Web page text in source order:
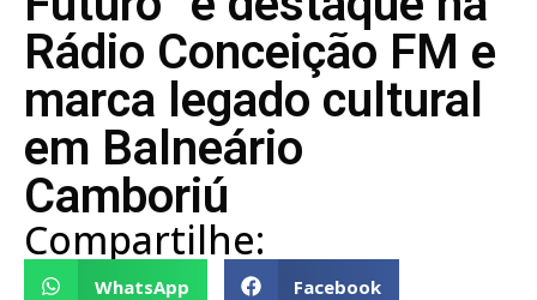
Rádio Conceição FM e
marca legado cultural
em Balneário
Camboriú
Compartilhe:
WhatsApp Facebook